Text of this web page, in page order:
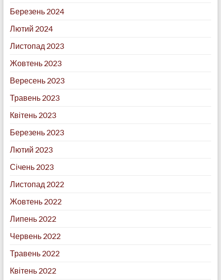
Березень 2024
Лютий 2024
Листопад 2023
Жовтень 2023
Вересень 2023
Травень 2023
Квітень 2023
Березень 2023
Лютий 2023
Січень 2023
Листопад 2022
Жовтень 2022
Липень 2022
Червень 2022
Травень 2022
Квітень 2022